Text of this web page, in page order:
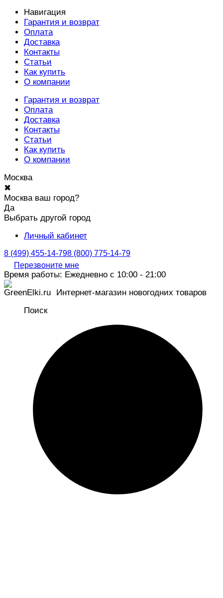
Навигация
Гарантия и возврат
Оплата
Доставка
Контакты
Статьи
Как купить
О компании
Гарантия и возврат
Оплата
Доставка
Контакты
Статьи
Как купить
О компании
Москва
✖
Москва ваш город?
Да
Выбрать другой город
Личный кабинет
8 (499) 455-14-798 (800) 775-14-79
Перезвоните мне
Время работы: Ежедневно с 10:00 - 21:00
Интернет-магазин новогодних товаров
Поиск